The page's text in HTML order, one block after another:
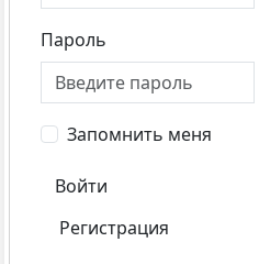
Пароль
Запомнить меня
Войти
Регистрация